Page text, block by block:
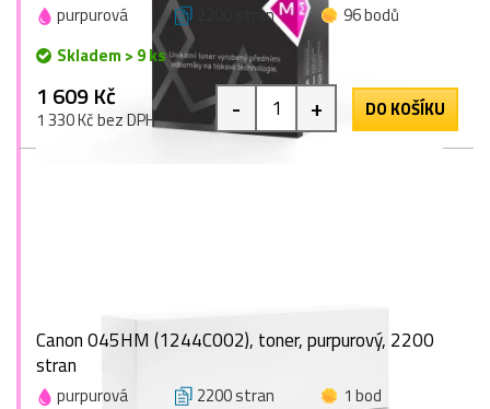
purpurová 2200 stran
96 bodů
Skladem > 9 ks
1 609 Kč
1 330 Kč bez DPH - + DO KOŠÍKU
Canon 045HM (1244C002), toner, purpurový, 2200
stran
purpurová 2200 stran
1 bod